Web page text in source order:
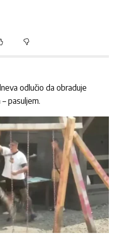
odlučio da obraduje
pasuljem.